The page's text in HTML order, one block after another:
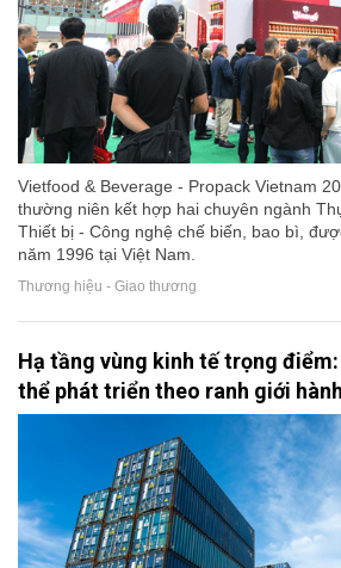
Vietfood & Beverage - Propack Vietnam
thường niên kết hợp hai chuyên ngành
Thiết bị - Công nghệ chế biến, bao bì,
năm 1996 tại Việt Nam.
Thương hiệu - Giao thương
Hạ tầng vùng kinh tế trọng
thể phát triển theo ranh giới